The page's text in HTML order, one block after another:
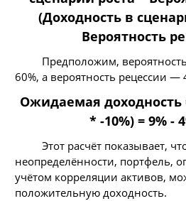
(Доходность в
Вероятность
Предположим, вероятность
60%, а вероятность рецессии —
Ожидаемая доходность
* -10%) = 9% -
Этот расчёт показывает,
неопределённости, портфель,
учётом корреляции активов,
положительную доходность.